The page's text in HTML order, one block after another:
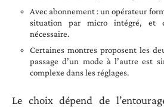
Avec abonnement : un opérateur
situation par micro intégré, et
nécessaire.
Certaines montres proposent les
passage d’un mode à l’autre est
complexe dans les réglages.
Le choix dépend de